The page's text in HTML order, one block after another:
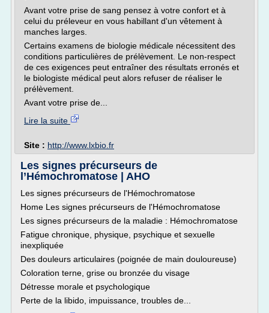
Avant votre prise de sang pensez à votre confort et à
celui du préleveur en vous habillant d'un vêtement à
manches larges.
Certains examens de biologie médicale nécessitent des
conditions particulières de prélèvement. Le non-respect
de ces exigences peut entraîner des résultats erronés et
le biologiste médical peut alors refuser de réaliser le
prélèvement.
Avant votre prise de...
Lire la suite
Site : http://www.lxbio.fr
Les signes précurseurs de
l’Hémochromatose | AHO
Les signes précurseurs de l'Hémochromatose
Home Les signes précurseurs de l'Hémochromatose
Les signes précurseurs de la maladie : Hémochromatose
Fatigue chronique, physique, psychique et sexuelle
inexpliquée
Des douleurs articulaires (poignée de main douloureuse)
Coloration terne, grise ou bronzée du visage
Détresse morale et psychologique
Perte de la libido, impuissance, troubles de...